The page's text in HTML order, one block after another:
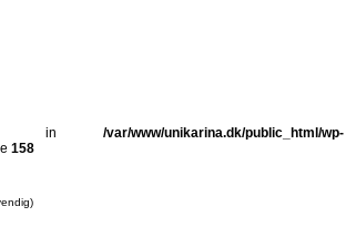
in /var/www/unikarina.dk/public_html/wp-
158